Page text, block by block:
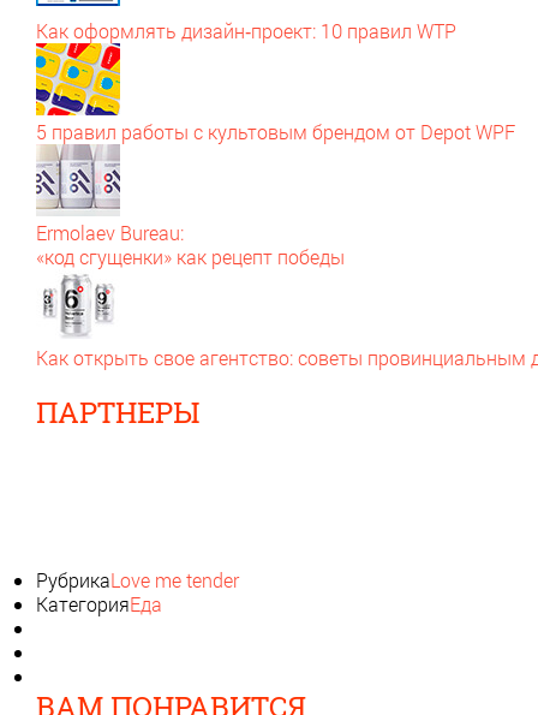
Как оформлять дизайн‑проект: 10 правил WTP
5 правил работы с культовым брендом от Depot WPF
Ermolaev Bureau:
«код сгущенки» как рецепт победы
Как открыть свое агентство: советы провинциальным
ПАРТНЕРЫ
РубрикаLove me tender
КатегорияЕда
ВАМ ПОНРАВИТСЯ